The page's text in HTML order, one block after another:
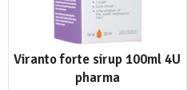
Viranto forte sirup 100ml 4U
pharma